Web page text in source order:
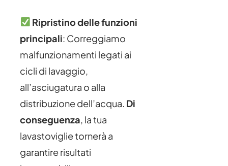
Ripristino delle funzioni
principali: Correggiamo
malfunzionamenti legati ai
cicli di lavaggio,
all’asciugatura o alla
distribuzione dell’acqua. Di
conseguenza, la tua
lavastoviglie tornerà a
garantire risultati